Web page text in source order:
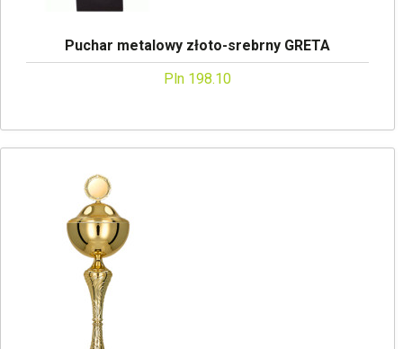
Puchar metalowy złoto-srebrny GRETA
Pln 198.10